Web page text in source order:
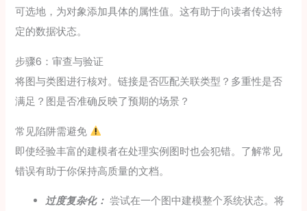
可选地，为对象添加具体的属性值。这有助于向读者传达特
定的数据状态。
步骤6：审查与验证
将图与类图进行核对。链接是否匹配关联类型？多重性是否
满足？图是否准确反映了预期的场景？
常见陷阱需避免
即使经验丰富的建模者在处理实例图时也会犯错。了解常见
错误有助于你保持高质量的文档。
过度复杂化： 尝试在一个图中建模整个系统状态。将